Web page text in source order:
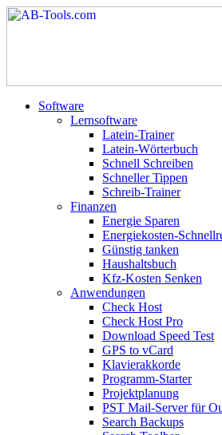
Software
Lernsoftware
Latein-Trainer
Latein-Wörterbuch
Schnell Schreiben
Schneller Tippen
Schreib-Trainer
Finanzen
Energie Sparen
Energiekosten-
Günstig tanken
Haushaltsbuch
Kfz-Kosten Senken
Anwendungen
Check Host
Check Host Pro
Download Speed Test
GPS to vCard
Klavierakkorde
Programm-Starter
Projektplanung
PST Mail-Server für
Search Backups